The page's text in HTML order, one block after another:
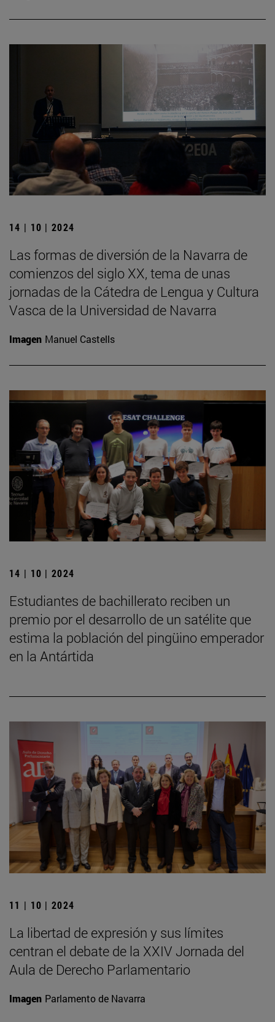
14 | 10 | 2024
Las formas de diversión de la Navarra de
comienzos del siglo XX, tema de unas
jornadas de la Cátedra de Lengua y Cultura
Vasca de la Universidad de Navarra
Imagen Manuel Castells
14 | 10 | 2024
Estudiantes de bachillerato reciben un
premio por el desarrollo de un satélite que
estima la población del pingüino emperador
en la Antártida
11 | 10 | 2024
La libertad de expresión y sus límites
centran el debate de la XXIV Jornada del
Aula de Derecho Parlamentario
Imagen Parlamento de Navarra